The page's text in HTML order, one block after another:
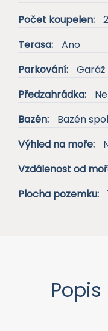
Počet koupelen:
2
Terasa:
Ano
Parkování:
Garáž
Předzahrádka:
Ne
Bazén:
Bazén
Výhled na moře:
Vzdálenost od
Plocha pozemku: